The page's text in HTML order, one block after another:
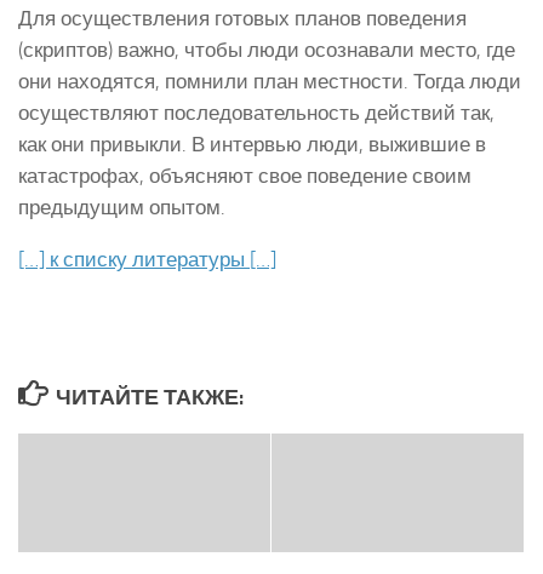
Для осуществления готовых планов поведения
(скриптов) важно, чтобы люди осознавали место, где
они находятся, помнили план местности. Тогда люди
осуществляют последовательность действий так,
как они привыкли. В интервью люди, выжившие в
катастрофах, объясняют свое поведение своим
предыдущим опытом.
[…] к списку литературы […]
ЧИТАЙТЕ ТАКЖЕ: